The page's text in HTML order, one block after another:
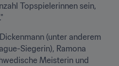
Topspielerinnen sein,
(unter anderem
Siegerin), Ramona
Meisterin und